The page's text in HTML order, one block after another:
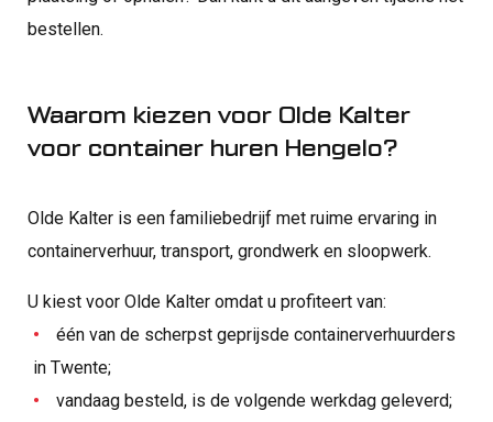
bestellen.
Waarom kiezen voor Olde Kalter
voor container huren Hengelo?
Olde Kalter is een familiebedrijf met ruime ervaring in
containerverhuur, transport, grondwerk en sloopwerk.
U kiest voor Olde Kalter omdat u profiteert van:
één van de scherpst geprijsde containerverhuurders
in Twente;
vandaag besteld, is de volgende werkdag geleverd;